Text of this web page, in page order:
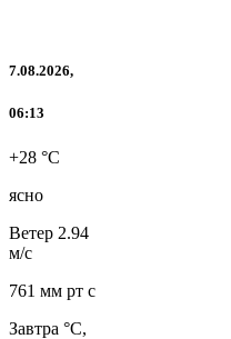
7.08.2026,
06:13
+28 °C
ясно
Ветер 2.94
м/с
761 мм рт с
Завтра °C,